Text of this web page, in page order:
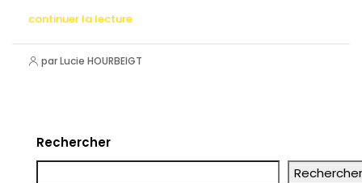
continuer la lecture
par Lucie HOURBEIGT
Rechercher
Rechercher